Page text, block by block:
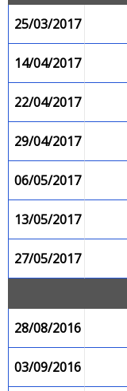
25/03/2017
14/04/2017
22/04/2017
29/04/2017
06/05/2017
13/05/2017
27/05/2017
28/08/2016
03/09/2016